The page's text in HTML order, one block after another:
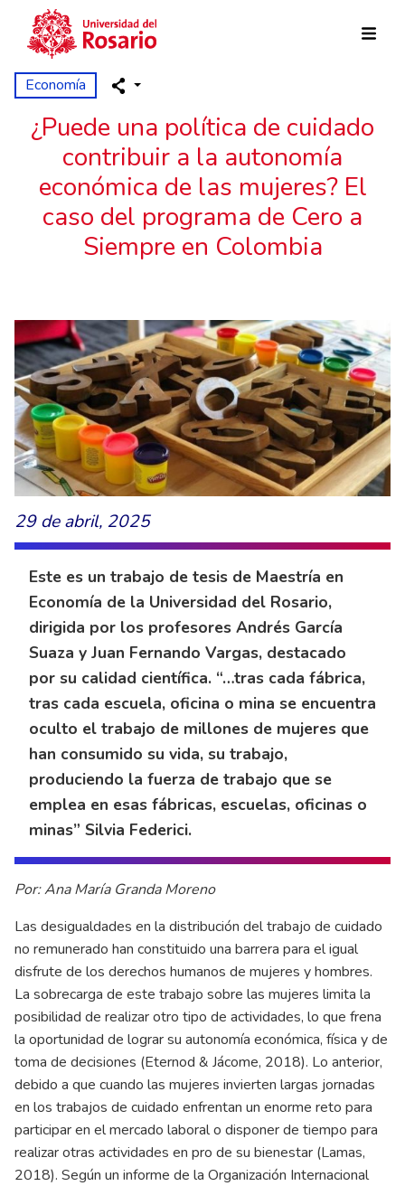
Pasar al contenido principal
Economía
¿Puede una política de cuidado
contribuir a la autonomía
económica de las mujeres? El
caso del programa de Cero a
Siempre en Colombia
29 de abril, 2025
Este es un trabajo de tesis de Maestría en
Economía de la Universidad del Rosario,
dirigida por los profesores Andrés García
Suaza y Juan Fernando Vargas, destacado
por su calidad científica. “…tras cada fábrica,
tras cada escuela, oficina o mina se encuentra
oculto el trabajo de millones de mujeres que
han consumido su vida, su trabajo,
produciendo la fuerza de trabajo que se
emplea en esas fábricas, escuelas, oficinas o
minas” Silvia Federici.
Por: Ana María Granda Moreno
Las desigualdades en la distribución del trabajo de cuidado
no remunerado han constituido una barrera para el igual
disfrute de los derechos humanos de mujeres y hombres.
La sobrecarga de este trabajo sobre las mujeres limita la
posibilidad de realizar otro tipo de actividades, lo que frena
la oportunidad de lograr su autonomía económica, física y de
toma de decisiones (Eternod & Jácome, 2018). Lo anterior,
debido a que cuando las mujeres invierten largas jornadas
en los trabajos de cuidado enfrentan un enorme reto para
participar en el mercado laboral o disponer de tiempo para
realizar otras actividades en pro de su bienestar (Lamas,
2018). Según un informe de la Organización Internacional